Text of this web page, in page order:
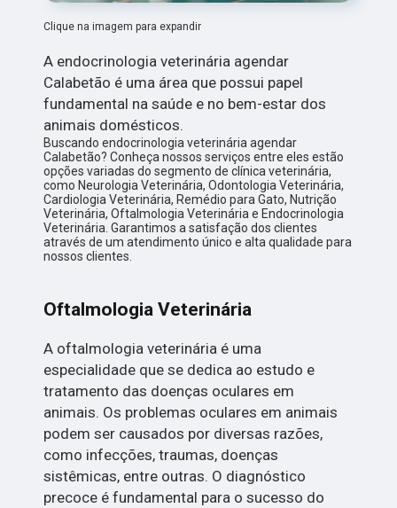
Clique na imagem para expandir
A endocrinologia veterinária agendar
Calabetão é uma área que possui papel
fundamental na saúde e no bem-estar dos
animais domésticos.
Buscando endocrinologia veterinária agendar
Calabetão? Conheça nossos serviços entre eles estão
opções variadas do segmento de clínica veterinária,
como Neurologia Veterinária, Odontologia Veterinária,
Cardiologia Veterinária, Remédio para Gato, Nutrição
Veterinária, Oftalmologia Veterinária e Endocrinologia
Veterinária. Garantimos a satisfação dos clientes
através de um atendimento único e alta qualidade para
nossos clientes.
Oftalmologia Veterinária
A oftalmologia veterinária é uma
especialidade que se dedica ao estudo e
tratamento das doenças oculares em
animais. Os problemas oculares em animais
podem ser causados por diversas razões,
como infecções, traumas, doenças
sistêmicas, entre outras. O diagnóstico
precoce é fundamental para o sucesso do